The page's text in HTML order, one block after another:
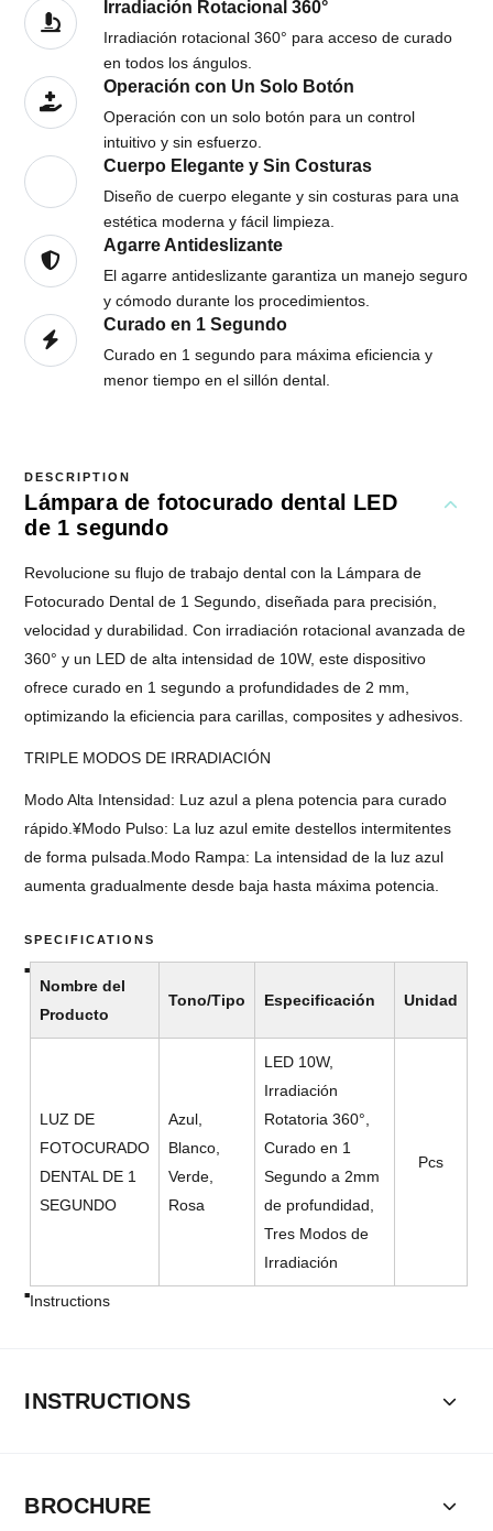
en todos los ángulos.
Operación con Un Solo Botón
Operación con un solo botón para un control
intuitivo y sin esfuerzo.
Cuerpo Elegante y Sin Costuras
Diseño de cuerpo elegante y sin costuras para una
estética moderna y fácil limpieza.
Agarre Antideslizante
El agarre antideslizante garantiza un manejo seguro
y cómodo durante los procedimientos.
Curado en 1 Segundo
Curado en 1 segundo para máxima eficiencia y
menor tiempo en el sillón dental.
Lámpara de fotocurado dental LED
de 1 segundo
Fotocurado Dental de 1 Segundo, diseñada para precisión,
velocidad y durabilidad. Con irradiación rotacional avanzada de
360° y un LED de alta intensidad de 10W, este dispositivo
ofrece curado en 1 segundo a profundidades de 2 mm,
optimizando la eficiencia para carillas, composites y adhesivos.
rápido.¥Modo Pulso: La luz azul emite destellos intermitentes
de forma pulsada.Modo Rampa: La intensidad de la luz azul
aumenta gradualmente desde baja hasta máxima potencia.
Nombre del
Producto
FOTOCURADO
DENTAL DE 1
SEGUNDO
Blanco,
Verde,
Rosa
LED 10W,
Irradiación
Rotatoria 360°,
Curado en 1
Segundo a 2mm
de profundidad,
Tres Modos de
Irradiación
Instructions